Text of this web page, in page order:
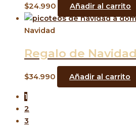
$24.990 Añadir al carrito
Navidad
Regalo de
$34.990 Añadir al carrito
1
2
3